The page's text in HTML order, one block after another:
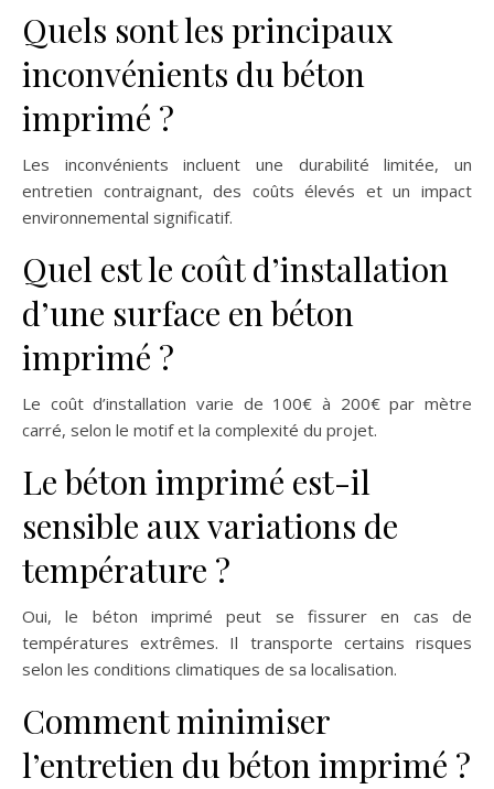
Quels sont les principaux
inconvénients du béton
imprimé ?
Les inconvénients incluent une durabilité limitée, un
entretien contraignant, des coûts élevés et un impact
environnemental significatif.
Quel est le coût d’installation
d’une surface en béton
imprimé ?
Le coût d’installation varie de 100€ à 200€ par mètre
carré, selon le motif et la complexité du projet.
Le béton imprimé est-il
sensible aux variations de
température ?
Oui, le béton imprimé peut se fissurer en cas de
températures extrêmes. Il transporte certains risques
selon les conditions climatiques de sa localisation.
Comment minimiser
l’entretien du béton imprimé ?